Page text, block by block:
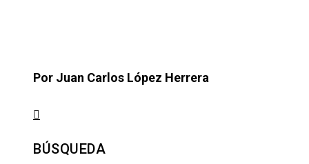
Por Juan Carlos López Herrera
BÚSQUEDA